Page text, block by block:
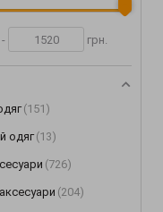
- грн.
(151)
одяг (13)
(726)
(204)